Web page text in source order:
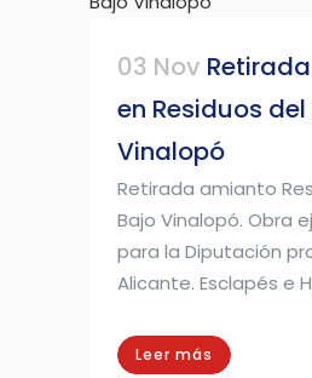
03 Nov
en Residuos
Vinalopó
Retirada amianto
Bajo Vinalopó. Obra
para la Diputación
Alicante. Esclapés e
Leer más